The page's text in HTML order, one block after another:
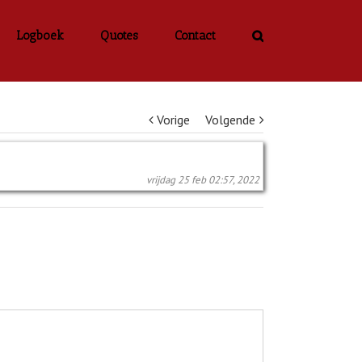
Logboek Quotes Contact
Vorige Volgende
vrijdag 25 feb 02:57, 2022